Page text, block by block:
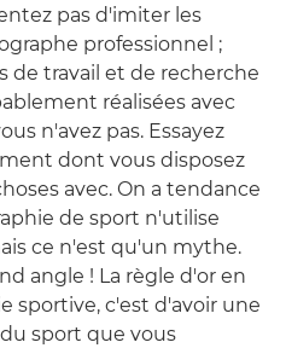
pas d'imiter les
professionnel ;
de travail et de recherche
réalisées avec
n'avez pas. Essayez
dont vous disposez
avec. On a tendance
de sport n'utilise
ce n'est qu'un mythe.
angle ! La règle d'or en
sportive, c'est d'avoir une
sport que vous